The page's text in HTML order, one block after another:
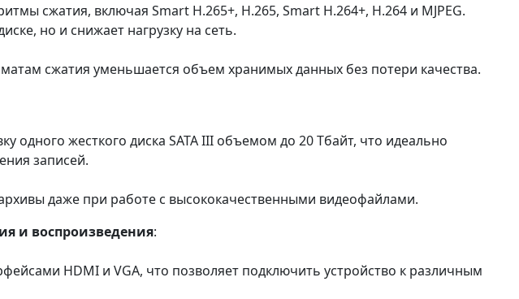
сжатия, включая Smart H.265+, H.265, Smart H.264+, H.264 и MJPEG.
но и снижает нагрузку на сеть.
сжатия уменьшается объем хранимых данных без потери качества.
одного жесткого диска SATA III объемом до 20 Тбайт, что идеально
записей.
даже при работе с высококачественными видеофайлами.
и воспроизведения:
HDMI и VGA, что позволяет подключить устройство к различным